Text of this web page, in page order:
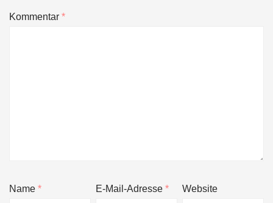
Kommentar*
Name* E-Mail-Adresse* Website